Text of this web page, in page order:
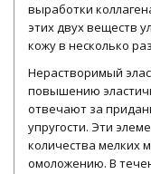
выработки
этих двух веществ
кожу в несколько
Нерастворимый
повышению
отвечают за
упругости. Эти
количества мелких
омоложению. В